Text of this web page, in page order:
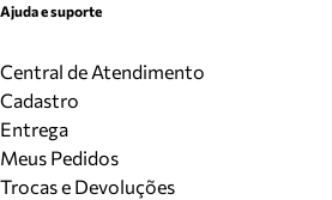
Ajuda e suporte
Central de Atendimento
Cadastro
Entrega
Meus Pedidos
Trocas e Devoluções